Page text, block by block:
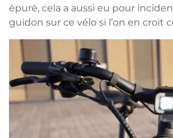
épuré, cela a aussi eu pour
guidon sur ce vélo si l’on en croit